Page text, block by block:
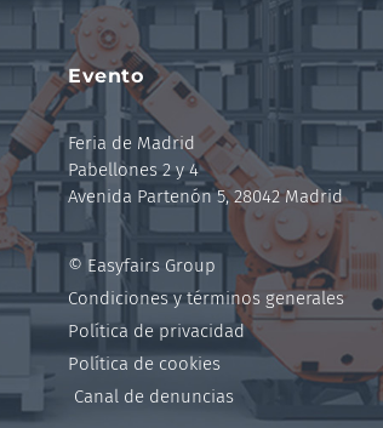
Evento
Feria de Madrid
Pabellones 2 y 4
Avenida Partenón 5, 28042 Madrid
© Easyfairs Group
Condiciones y términos generales
Política de privacidad
Política de cookies
Canal de denuncias